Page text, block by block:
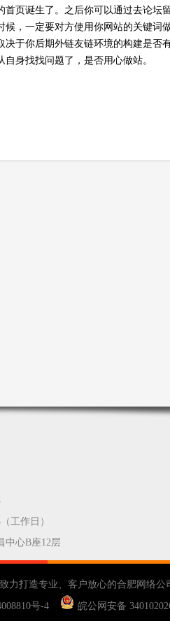
页诞生了。之后你可以通过去论坛
候，一定要对方使用你网站的关键词
于你后期外链友链环境的构建是否
身找找问题了，是否用心做站。
工作日）
中心B座12层
力打造专业、客户放心的合肥网络公
号-4 皖公网安备